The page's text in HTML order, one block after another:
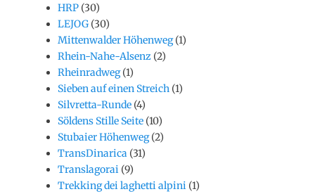
HRP (30)
LEJOG (30)
Mittenwalder Höhenweg(1)
Rhein-Nahe-Alsenz (2)
Rheinradweg(1)
Sieben auf einen Streich (1)
Silvretta-Runde (4)
Söldens Stille Seite (10)
Stubaier Höhenweg(2)
TransDinarica (31)
Translagorai (9)
Trekking dei laghetti alpini (1)